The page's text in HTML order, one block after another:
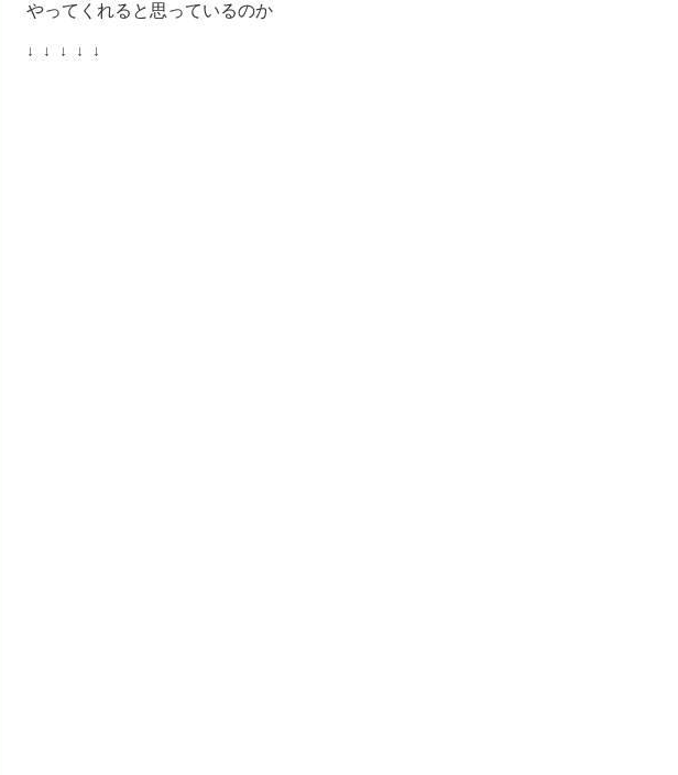
やってくれると思っているのか
↓ ↓ ↓ ↓ ↓